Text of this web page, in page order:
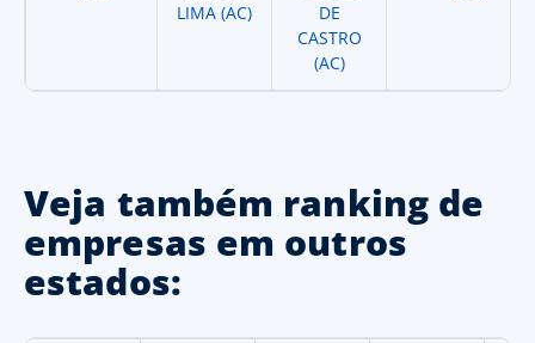
LIMA (AC)
DE
CASTRO
(AC)
Veja também ranking de
empresas em outros
estados: